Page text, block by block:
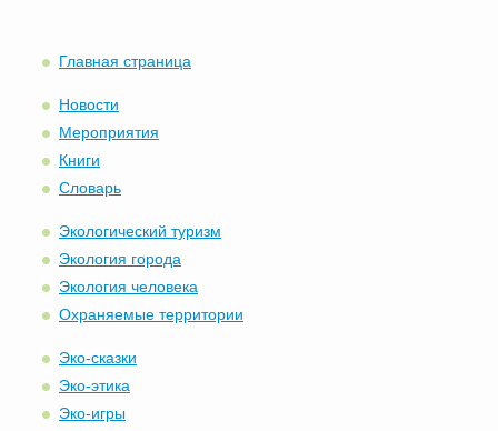
Главная страница
Новости
Мероприятия
Книги
Словарь
Экологический туризм
Экология города
Экология человека
Охраняемые территории
Эко-сказки
Эко-этика
Эко-игры